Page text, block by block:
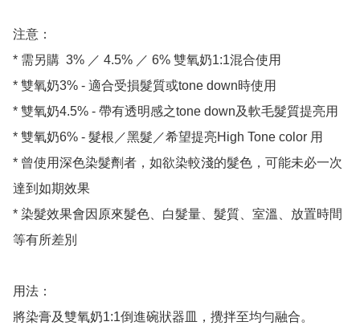
注意：
* 需另購  3% ／ 4.5% ／ 6% 雙氧奶1:1混合使用
* 雙氧奶3% - 適合受損髮質或tone down時使用
* 雙氧奶4.5% - 帶有透明感之tone down及軟毛髮質提亮用
* 雙氧奶6% - 髮根／黑髮／希望提亮High Tone color 用
* 曾使用深色染髮劑者，如欲染較淺的髮色，可能未必一次
達到如期效果
* 染髮效果會因原來髮色、白髮量、髮質、室溫、放置時間
等有所差別
用法：
將染膏及雙氧奶1:1倒進碗狀器皿，攪拌至均勻融合。